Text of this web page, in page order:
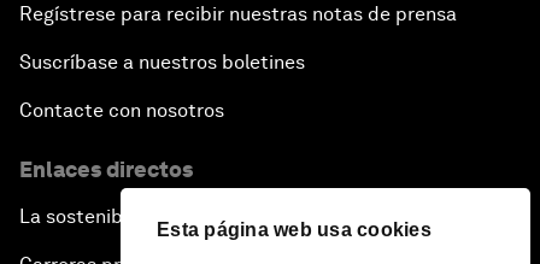
Esta página web usa cookies
Regístrese para recibir nuestras notas de prensa
Suscríbase a nuestros boletines
Contacte con nosotros
Enlaces directos
La sostenibilidad en el Foro